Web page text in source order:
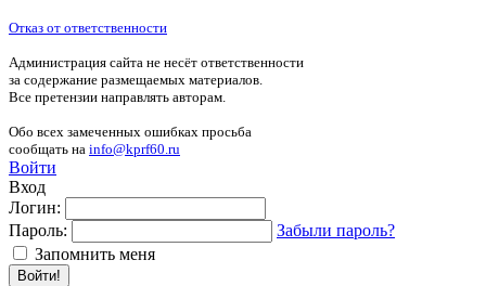
Отказ от ответственности
Администрация сайта не несёт ответственности
за содержание размещаемых материалов.
Все претензии направлять авторам.
Обо всех замеченных ошибках просьба
сообщать на info@kprf60.ru
Войти
Вход
Логин:
Пароль:
Забыли пароль?
Запомнить меня